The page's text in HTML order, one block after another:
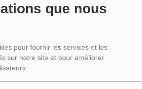
que nous
pour fournir les services et les
sur notre site et pour améliorer
# 5 JUILLET
: MERIEM LARIBI